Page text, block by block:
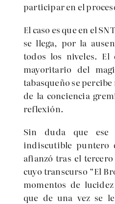
participar en el
El caso es que en el
se llega, por la
todos los niveles. El
mayoritario del
tabasqueño se
de la conciencia
reflexión.
Sin duda que ese
indiscutible puntero
afianzó tras el
cuyo transcurso “El
momentos de
que de una vez se